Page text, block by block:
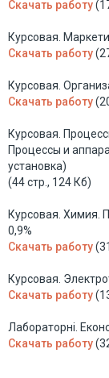
Скачать работу
Курсовая.
Скачать работу
Курсовая.
Скачать работу
Курсовая.
Процессы и
установка)
(44 стр., 124 Кб)
Курсовая. Химия.
0,9%
Скачать работу
Курсовая.
Скачать работу
Лабораторні.
Скачать работу